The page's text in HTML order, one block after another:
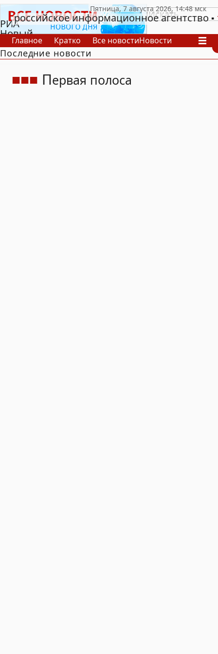
РИА
Новый
День
российское информационное агентство
Главное Кратко Все новостиНовости
В России
В мире
Последние новости
Первая полоса